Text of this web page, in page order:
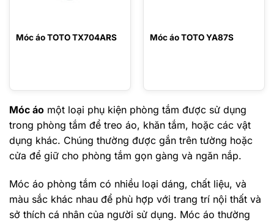
Móc áo TOTO TX704ARS Móc áo TOTO YA87S
Móc áo một loại phụ kiện phòng tắm được sử dụng
trong phòng tắm để treo áo, khăn tắm, hoặc các vật
dụng khác. Chúng thường được gắn trên tường hoặc
cửa để giữ cho phòng tắm gọn gàng và ngăn nắp.
Móc áo phòng tắm có nhiều loại dáng, chất liệu, và
màu sắc khác nhau để phù hợp với trang trí nội thất và
sở thích cá nhân của người sử dụng. Móc áo thường